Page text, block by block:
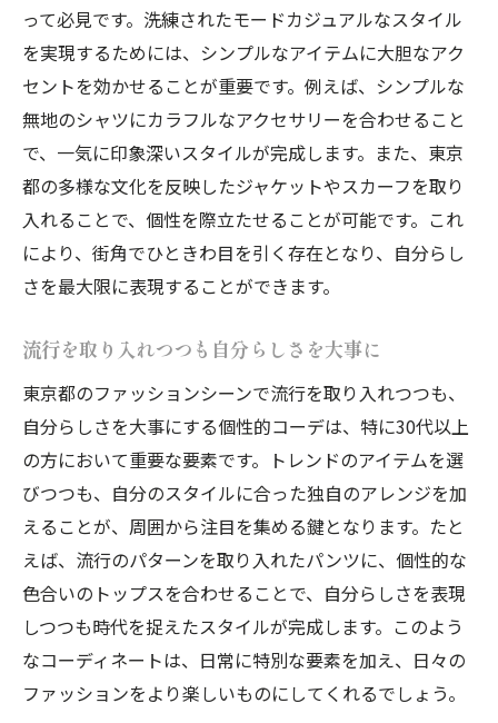
って必見です。洗練されたモードカジュアルなスタイル
を実現するためには、シンプルなアイテムに大胆なアク
セントを効かせることが重要です。例えば、シンプルな
無地のシャツにカラフルなアクセサリーを合わせること
で、一気に印象深いスタイルが完成します。また、東京
都の多様な文化を反映したジャケットやスカーフを取り
入れることで、個性を際立たせることが可能です。これ
により、街角でひときわ目を引く存在となり、自分らし
さを最大限に表現することができます。
流行を取り入れつつも自分らしさを大事に
東京都のファッションシーンで流行を取り入れつつも、
自分らしさを大事にする個性的コーデは、特に30代以上
の方において重要な要素です。トレンドのアイテムを選
びつつも、自分のスタイルに合った独自のアレンジを加
えることが、周囲から注目を集める鍵となります。たと
えば、流行のパターンを取り入れたパンツに、個性的な
色合いのトップスを合わせることで、自分らしさを表現
しつつも時代を捉えたスタイルが完成します。このよう
なコーディネートは、日常に特別な要素を加え、日々の
ファッションをより楽しいものにしてくれるでしょう。